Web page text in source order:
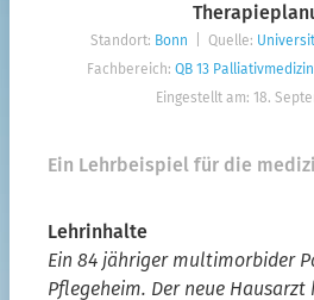
Teilkompetenzen Kap. 14c
Verwendung mehrerer Filterkategorien
Angemeldete NutzerInnen haben
Filterungsmöglichkeiten u.a. zu Lehr-
Lehrmethoden und Gruppengröße.
Standort: Bonn | Quelle:
Fachbereich: QB 13 Palliativmedizin
Eingestellt am: 18.
Ein Lehrbeispiel für die
Lehrinhalte
Ein 84 jähriger multimorbider
Pflegeheim. Der neue